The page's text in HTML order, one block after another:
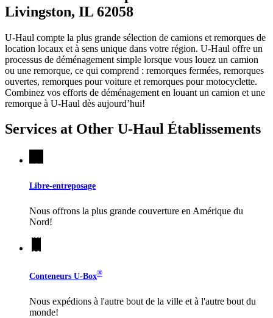
Livingston, IL 62058
U-Haul compte la plus grande sélection de camions et remorques de
location locaux et à sens unique dans votre région. U-Haul offre un
processus de déménagement simple lorsque vous louez un camion
ou une remorque, ce qui comprend : remorques fermées, remorques
ouvertes, remorques pour voiture et remorques pour motocyclette.
Combinez vos efforts de déménagement en louant un camion et une
remorque à U-Haul dès aujourd’hui!
Services at Other U-Haul Établissements
Libre-entreposage
Nous offrons la plus grande couverture en Amérique du
Nord!
Conteneurs U-Box®
Nous expédions à l'autre bout de la ville et à l'autre bout du
monde!